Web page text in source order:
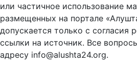
или частичное использование
размещенных на портале
допускается только с согласия
ссылки на источник. Все
адресу info@alushta24.org.